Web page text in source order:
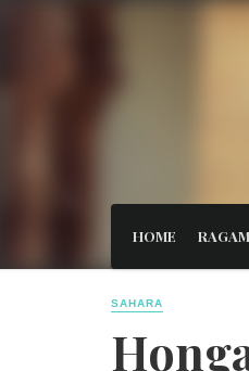
HOME RAGAM
SAHARA